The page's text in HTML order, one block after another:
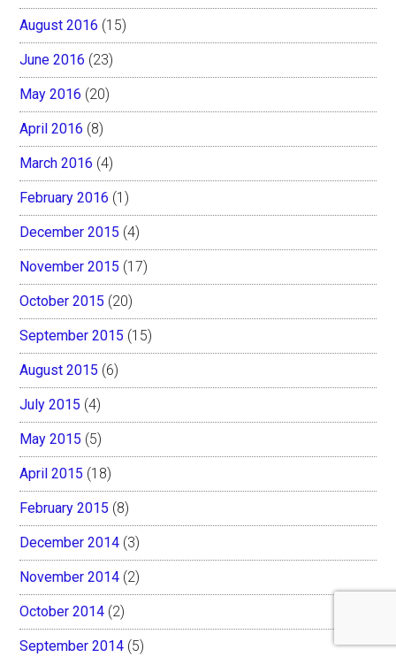
August 2016 (15)
June 2016 (23)
May 2016 (20)
April 2016 (8)
March 2016 (4)
February 2016 (1)
December 2015 (4)
November 2015 (17)
October 2015 (20)
September 2015 (15)
August 2015 (6)
July 2015 (4)
May 2015 (5)
April 2015 (18)
February 2015 (8)
December 2014 (3)
November 2014 (2)
October 2014 (2)
September 2014 (5)